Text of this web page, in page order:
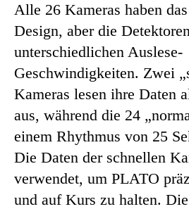
Alle 26 Kameras haben
Design, aber die
unterschiedlichen Auslese-
Geschwindigkeiten. Zwei
Kameras lesen ihre Daten
aus, während die 24
einem Rhythmus von 25
Die Daten der schnellen
verwendet, um PLATO
und auf Kurs zu halten.